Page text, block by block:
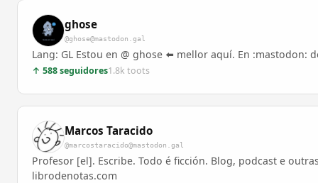
ghose
@ghose@mastodon.gal
Lang: GL Estou en @ ghose ⬅️ mellor aquí. En :mastodon:
↑ 588 seguidores1.8k toots
Marcos Taracido
@marcostaracido@mastodon.gal
Profesor [el]. Escribe. Todo é ficción. Blog, podcast e
librodenotas.com